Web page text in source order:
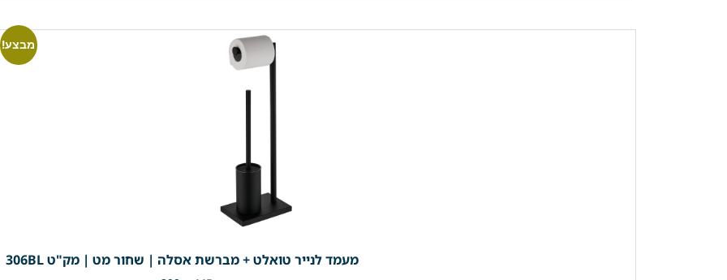
מבצע!
מעמד לנייר טואלט + מברשת אסלה | שחור מט | מק"ט 306BL